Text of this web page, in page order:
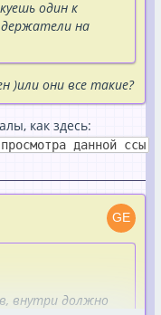
один к
держатели на
)или они все такие?
как здесь:
данной ссы
внутри должно